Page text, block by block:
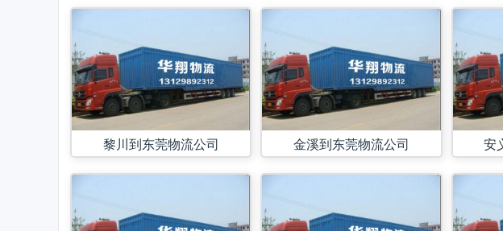
黎川到东莞物流公司 金溪到东莞物流公司 安